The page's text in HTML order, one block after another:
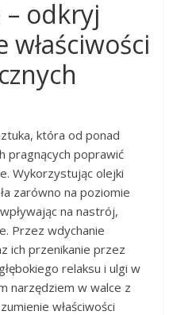
odkryj
która od ponad
pragnących poprawić
Wykorzystując olejki
zarówno na poziomie
na nastrój,
Przez wdychanie
ich przenikanie przez
relaksu i ulgi w
narzędziem w walce z
właściwości